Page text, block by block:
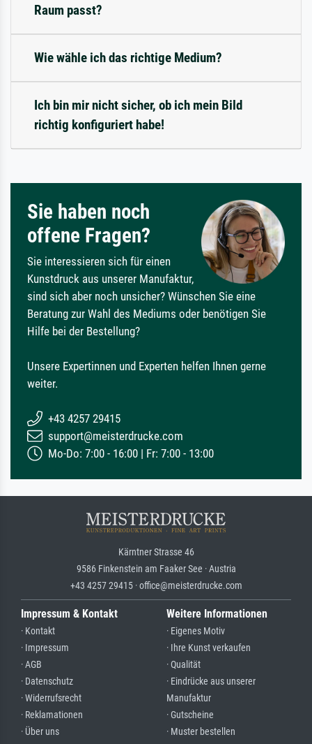
Raum passt?
Wie wähle ich das richtige Medium?
Ich bin mir nicht sicher, ob ich mein Bild
richtig konfiguriert habe!
Sie haben noch
offene Fragen?
Sie interessieren sich für einen
Kunstdruck aus unserer Manufaktur,
sind sich aber noch unsicher? Wünschen Sie eine
Beratung zur Wahl des Mediums oder benötigen Sie
Hilfe bei der Bestellung?
Unsere Expertinnen und Experten helfen Ihnen gerne
weiter.
+43 4257 29415
support@meisterdrucke.com
Mo-Do: 7:00 - 16:00 | Fr: 7:00 - 13:00
Kärntner Strasse 46
9586 Finkenstein am Faaker See · Austria
+43 4257 29415 · office@meisterdrucke.com
Impressum & Kontakt
· Kontakt
· Impressum
· AGB
· Datenschutz
· Widerrufsrecht
· Reklamationen
· Über uns
Weitere Informationen
· Eigenes Motiv
· Ihre Kunst verkaufen
· Qualität
· Eindrücke aus unserer
Manufaktur
· Gutscheine
· Muster bestellen